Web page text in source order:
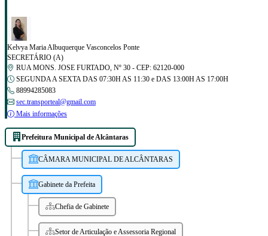
Kelvya Maria Albuquerque Vasconcelos Ponte
SECRETÁRIO (A)
RUA MONS. JOSE FURTADO, Nº 30 - CEP: 62120-000
SEGUNDA A SEXTA DAS 07:30H AS 11:30 e DAS 13:00H AS 17:00H
88994285083
sec.transporteal@gmail.com
Mais informações
Prefeitura Municipal de Alcântaras
CÂMARA MUNICIPAL DE ALCÂNTARAS
Gabinete da Prefeita
Chefia de Gabinete
Setor de Articulação e Assessoria Regional